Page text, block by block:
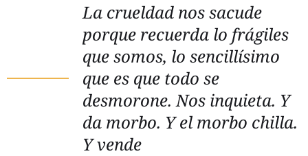
La crueldad nos sacude
porque recuerda lo frágiles
que somos, lo sencillísimo
que es que todo se
desmorone. Nos inquieta. Y
da morbo. Y el morbo chilla.
Y vende